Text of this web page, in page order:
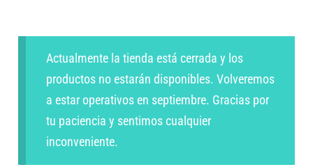
Actualmente la tienda está cerrada y los
productos no estarán disponibles. Volveremos
a estar operativos en septiembre. Gracias por
tu paciencia y sentimos cualquier
inconveniente.